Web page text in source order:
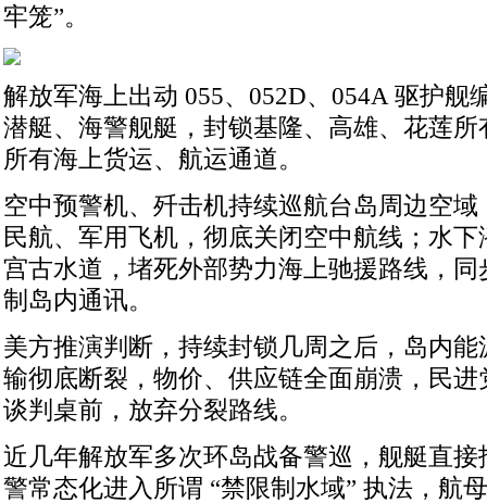
牢笼”。
解放军海上出动 055、052D、054A 驱护舰
潜艇、海警舰艇，封锁基隆、高雄、花莲
所有海上货运、航运通道。
空中预警机、歼击机持续巡航台岛周边空
民航、军用飞机，彻底关闭空中航线；水
宫古水道，堵死外部势力海上驰援路线，
制岛内通讯。
美方推演判断，持续封锁几周之后，岛内
输彻底断裂，物价、供应链全面崩溃，民
谈判桌前，放弃分裂路线。
近几年解放军多次环岛战备警巡，舰艇直
警常态化进入所谓 “禁限制水域” 执法，航